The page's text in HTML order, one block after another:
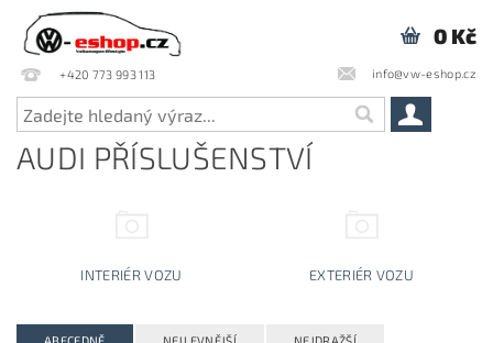
+420 773 993 113 info@vw-eshop.cz
0 Kč
AUDI PŘÍSLUŠENSTVÍ
INTERIÉR VOZU EXTERIÉR VOZU